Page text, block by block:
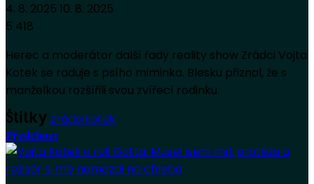
4. 8. 2025 10. 8. 2025
5 418
Herec a moderátor další řady reality show Zrádci Vojta
Kotek se raduje s psího miminka. Blesku přiznal, že s
manželkou rozšířili svou zvířecí rodinku.
Štítky Zrádcikotek
Předchozí